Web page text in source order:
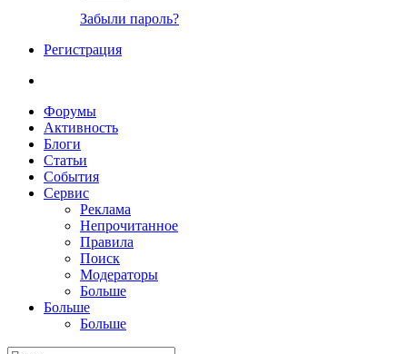
Забыли пароль?
Регистрация
Форумы
Активность
Блоги
Статьи
События
Сервис
Реклама
Непрочитанное
Правила
Поиск
Модераторы
Больше
Больше
Больше